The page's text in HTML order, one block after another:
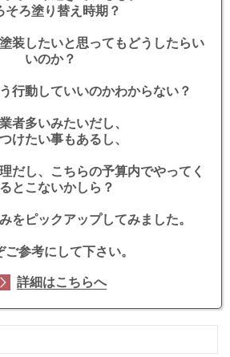
そろ塗り替え時期？
装したいと思ってもどうしたらい
いのか？
行動していいのかわからない？
者多いみたいだし、
けたい事もあるし、
だし、こちらの予算内でやってく
とこないかしら？
をピックアップしてみました。
ご参考にして下さい。
詳細はこちらへ